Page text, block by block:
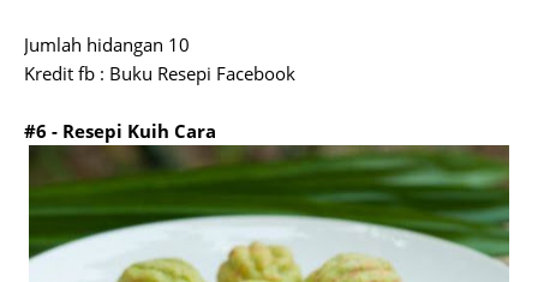
Jumlah hidangan 10
Kredit fb : Buku Resepi Facebook
#6 - Resepi Kuih Cara